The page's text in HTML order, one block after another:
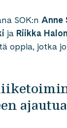
SOK:n Anne
ja Riikka
oppia, jotka